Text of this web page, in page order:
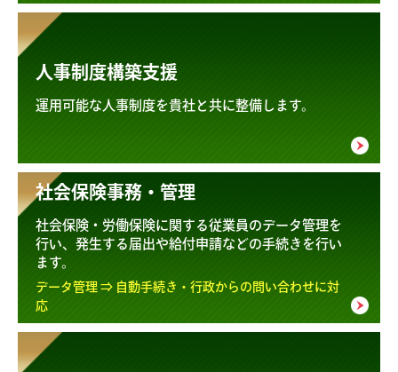
人事制度構築支援
運用可能な人事制度を貴社と共に整備します。
社会保険事務・管理
社会保険・労働保険に関する従業員のデータ管理を
行い、発生する届出や給付申請などの手続きを行い
ます。
データ管理 ⇒ 自動手続き・行政からの問い合わせに対
応